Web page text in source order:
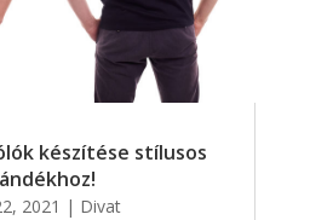
készítése stílusos
2021 | Divat